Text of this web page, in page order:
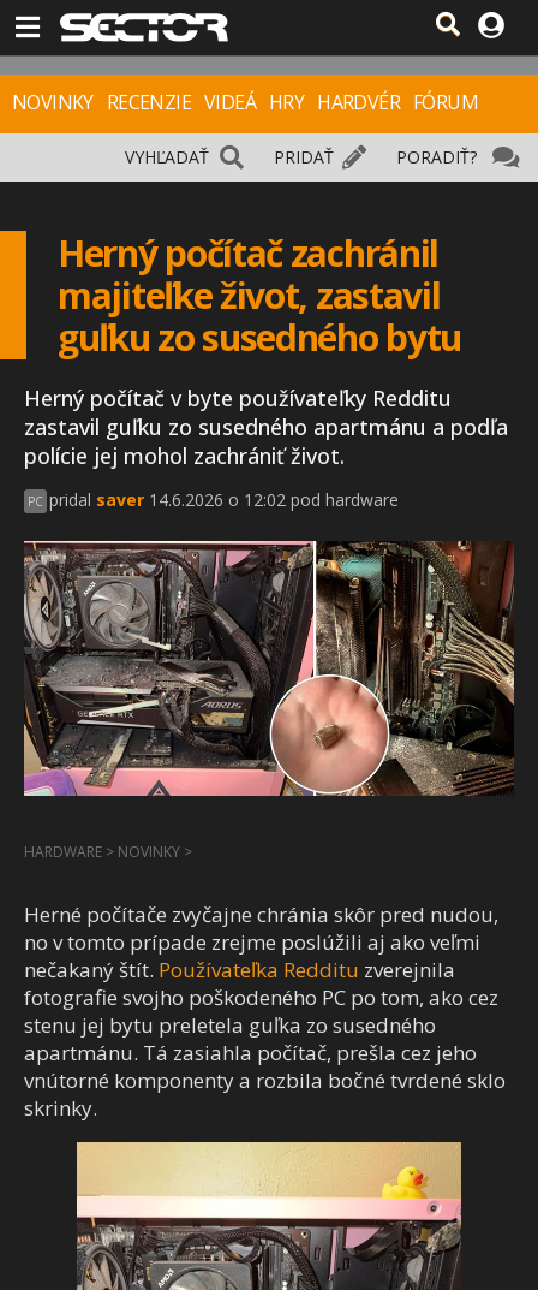
NOVINKY RECENZIE VIDEÁ HRY HARDVÉR FÓRUM
PORADIŤ?
PRIDAŤ
VYHĽADAŤ
Herný počítač zachránil
majiteľke život, zastavil
guľku zo susedného bytu
Herný počítač v byte používateľky Redditu
zastavil guľku zo susedného apartmánu a podľa
polície jej mohol zachrániť život.
PC pridal saver 14.6.2026 o 12:02 pod hardware
HARDWARE > NOVINKY >
Herné počítače zvyčajne chránia skôr pred nudou,
no v tomto prípade zrejme poslúžili aj ako veľmi
nečakaný štít. Používateľka Redditu zverejnila
fotografie svojho poškodeného PC po tom, ako cez
stenu jej bytu preletela guľka zo susedného
apartmánu. Tá zasiahla počítač, prešla cez jeho
vnútorné komponenty a rozbila bočné tvrdené sklo
skrinky.